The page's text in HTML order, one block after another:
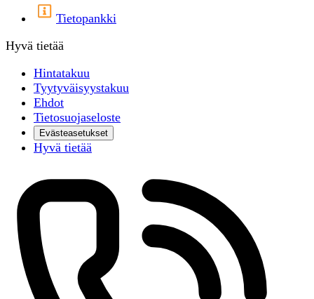
Tietopankki
Hyvä tietää
Hintatakuu
Tyytyväisyystakuu
Ehdot
Tietosuojaseloste
Evästeasetukset
Hyvä tietää